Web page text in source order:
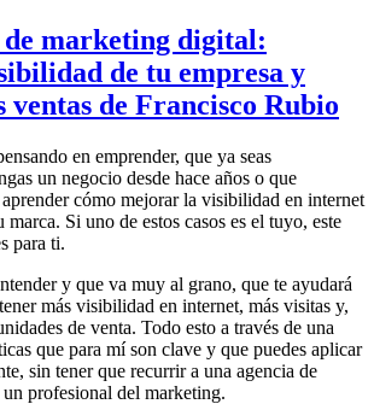
de marketing digital:
de tu empresa y
ventas de Francisco Rubio
en emprender, que ya seas
un negocio desde hace años o que
cómo mejorar la visibilidad en internet
marca. Si uno de estos casos es el tuyo, este
para ti.
y que va muy al grano, que te ayudará
más visibilidad en internet, más visitas y,
de venta. Todo esto a través de una
que para mí son clave y que puedes aplicar
sin tener que recurrir a una agencia de
profesional del marketing.